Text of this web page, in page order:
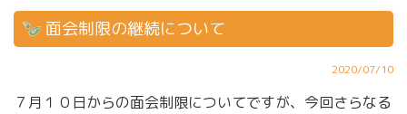
面会制限の継続について
2020/07/10
７月１０日からの面会制限についてですが、今回さらなる